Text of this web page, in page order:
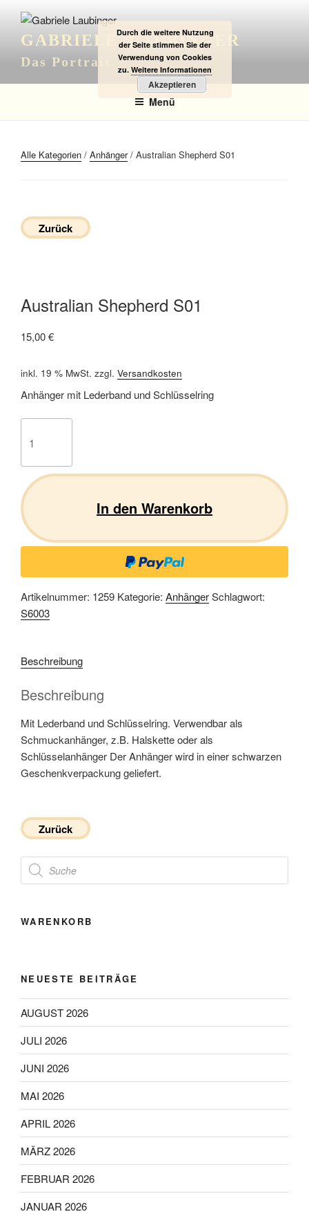
Inhalt
springenGABRIELE LAUBINGER
Das Portrait
Menü
Alle Kategorien / Anhänger/ Australian Shepherd S01
Zurück
Australian Shepherd S01
15,00€
inkl. 19 % MwSt. zzgl. Versandkosten
Anhänger mit Lederband und Schlüsselring
Shepherd
Menge
In den Warenkorb
Artikelnummer: 1259 Kategorie: AnhängerSchlagwort:
S6003
Beschreibung
Beschreibung
Mit Lederband und Schlüsselring. Verwendbar als
Schmuckanhänger, z.B. Halskette oder als
Schlüsselanhänger Der Anhänger wird in einer schwarzen
Geschenkverpackung geliefert.
Zurück
Products
search
WARENKORB
NEUESTE BEITRÄGE
AUGUST 2026
JULI 2026
JUNI 2026
MAI 2026
APRIL 2026
MÄRZ 2026
FEBRUAR 2026
JANUAR 2026
Durch die weitere Nutzung
der Seite stimmen Sie der
Verwendung von Cookies
zu. Weitere Informationen
Akzeptieren